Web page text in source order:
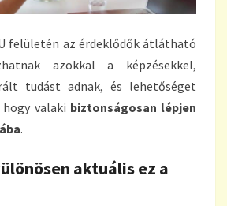
felületén az érdeklődők átlátható
azokkal a képzésekkel,
tudást adnak, és lehetőséget
valaki biztonságosan lépjen
.
aktuális ez a